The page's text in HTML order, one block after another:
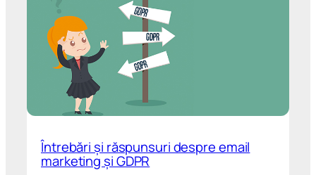
Întrebări și răspunsuri despre email
marketing și GDPR